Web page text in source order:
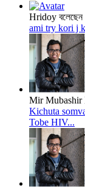
Hridoy বলেছেন
ami try kori j
Mir Mubashir
Kichuta
Tobe HIV...